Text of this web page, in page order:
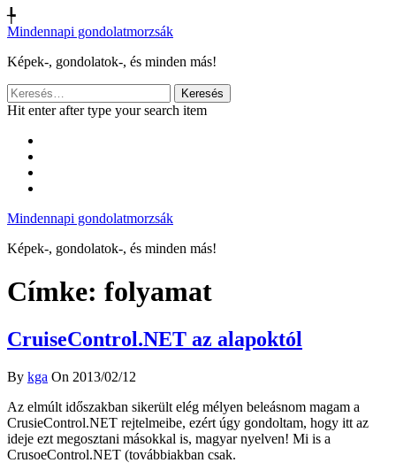
╄
Mindennapi gondolatmorzsák
Képek-, gondolatok-, és minden más!
Keresés:
Hit enter after type your search item
Mindennapi gondolatmorzsák
Képek-, gondolatok-, és minden más!
Címke: folyamat
CruiseControl.NET az alapoktól
By kga On 2013/02/12
Az elmúlt időszakban sikerült elég mélyen beleásnom magam a
CrusieControl.NET rejtelmeibe, ezért úgy gondoltam, hogy itt az
ideje ezt megosztani másokkal is, magyar nyelven! Mi is a
CrusoeControl.NET (továbbiakban csak.